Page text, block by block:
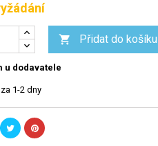
 Přidat do košíku
u dodavatele
1-2 dny